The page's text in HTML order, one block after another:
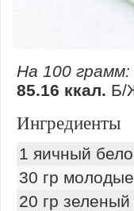
На 100 грамм:
85.16 ккал. Б/
Ингредиенты
1 яичный
30 гр
20 гр